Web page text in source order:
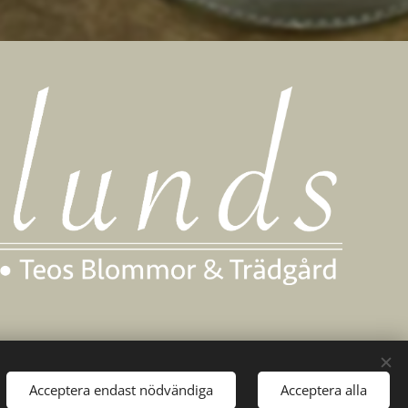
Acceptera endast nödvändiga Acceptera alla